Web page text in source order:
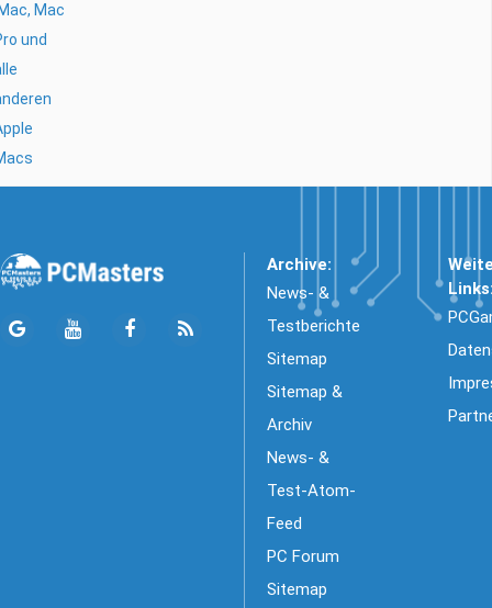
Mac
und
Archive:
News- &
Testberichte
Sitemap
Sitemap &
Archiv
News- &
Test-Atom-
Feed
PC Forum
Sitemap